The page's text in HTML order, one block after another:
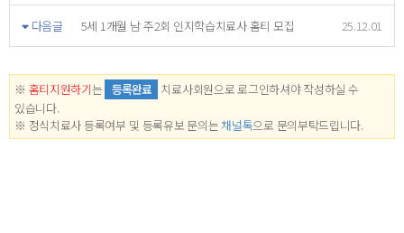
다음글 5세 1개월 남 주2회 인지학습치료사 홈티 모집 25.12.01
※ 홈티지원하기는 등록완료 치료사회원으로 로그인하셔야 작성하실 수
있습니다.
※ 정식치료사 등록여부 및 등록유보 문의는 채널톡으로 문의부탁드립니다.